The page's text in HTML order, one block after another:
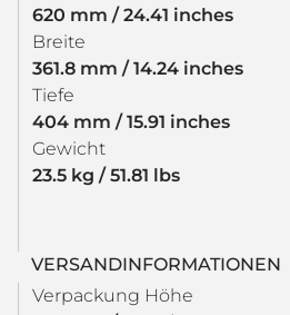
620 mm / 24.41 inches
Breite
361.8 mm / 14.24 inches
Tiefe
404 mm / 15.91 inches
Gewicht
23.5 kg / 51.81 lbs
VERSANDINFORMATIONEN
Verpackung Höhe